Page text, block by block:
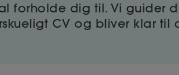
forholde dig til. Vi guider
CV og bliver klar til